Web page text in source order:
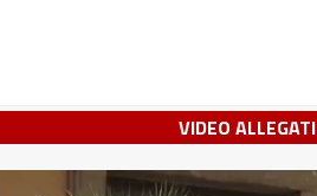
VIDEO ALLEGATI